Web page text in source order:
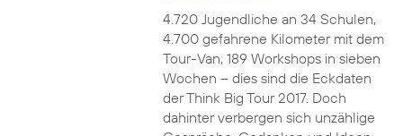
4.720 Jugendliche an 34 Schulen,
4.700 gefahrene Kilometer mit dem
Tour-Van, 189 Workshops in sieben
Wochen – dies sind die Eckdaten
der Think Big Tour 2017. Doch
dahinter verbergen sich unzählige